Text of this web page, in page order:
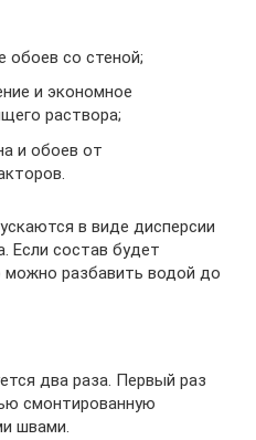
обоев со стеной;
и экономное
раствора;
и обоев от
в виде дисперсии
Если состав будет
можно разбавить водой до
два раза. Первый раз
смонтированную
швами.